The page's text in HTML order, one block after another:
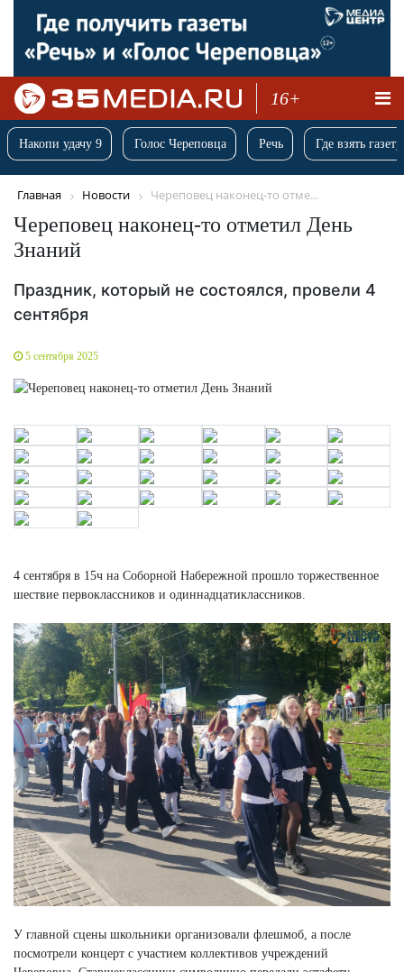
16+
Накопи удачу 9 Голос Череповца Речь Где взять
Главная Новости Череповец наконец-то отме...
Череповец наконец-то отметил День
Знаний
Праздник, который не состоялся, провели 4
сентября
5 сентября 2025
4 сентября в 15ч на Соборной Набережной прошло торжественное
шествие первоклассников и одиннадцатиклассников.
У главной сцены школьники организовали флешмоб, а после
посмотрели концерт с участием коллективов учреждений